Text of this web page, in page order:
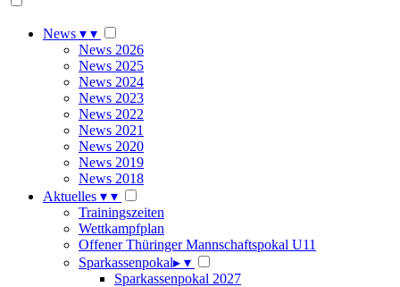
News ▾ ▾
News 2026
News 2025
News 2024
News 2023
News 2022
News 2021
News 2020
News 2019
News 2018
Aktuelles ▾ ▾
Trainingszeiten
Wettkampfplan
Offener Thüringer Mannschaftspokal U11
Sparkassenpokal▸ ▾
Sparkassenpokal 2027